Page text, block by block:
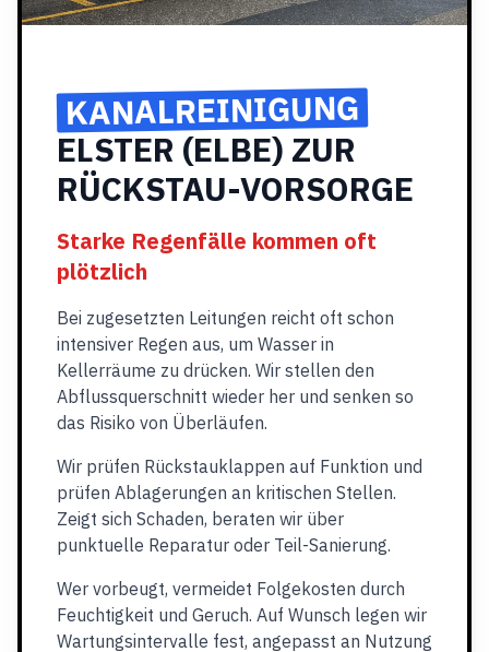
KANALREINIGUNG
ELSTER (ELBE) ZUR
RÜCKSTAU-VORSORGE
Starke Regenfälle kommen oft
plötzlich
Bei zugesetzten Leitungen reicht oft schon
intensiver Regen aus, um Wasser in
Kellerräume zu drücken. Wir stellen den
Abflussquerschnitt wieder her und senken so
das Risiko von Überläufen.
Wir prüfen Rückstauklappen auf Funktion und
prüfen Ablagerungen an kritischen Stellen.
Zeigt sich Schaden, beraten wir über
punktuelle Reparatur oder Teil-Sanierung.
Wer vorbeugt, vermeidet Folgekosten durch
Feuchtigkeit und Geruch. Auf Wunsch legen wir
Wartungsintervalle fest, angepasst an Nutzung